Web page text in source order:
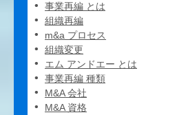
事業再編 とは
組織再編
m&a プロセス
組織変更
エム アンドエー とは
事業再編 種類
M&A 会社
M&A 資格